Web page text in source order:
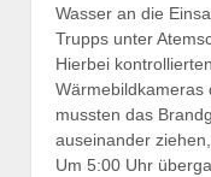
Wasser an die
Trupps unter
Hierbei
Wärmebildkameras
mussten das
auseinander
Um 5:00 Uhr